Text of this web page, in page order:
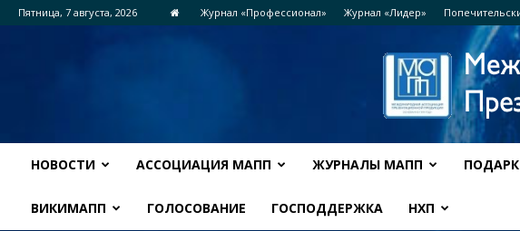
Пятница, 7 августа, 2026 Журнал «Профессионал» Журнал «Лидер»
НОВОСТИ АССОЦИАЦИЯ МАПП ЖУРНАЛЫ МАПП
ВИКИМАПП ГОЛОСОВАНИЕ ГОСПОДДЕРЖКА НХП